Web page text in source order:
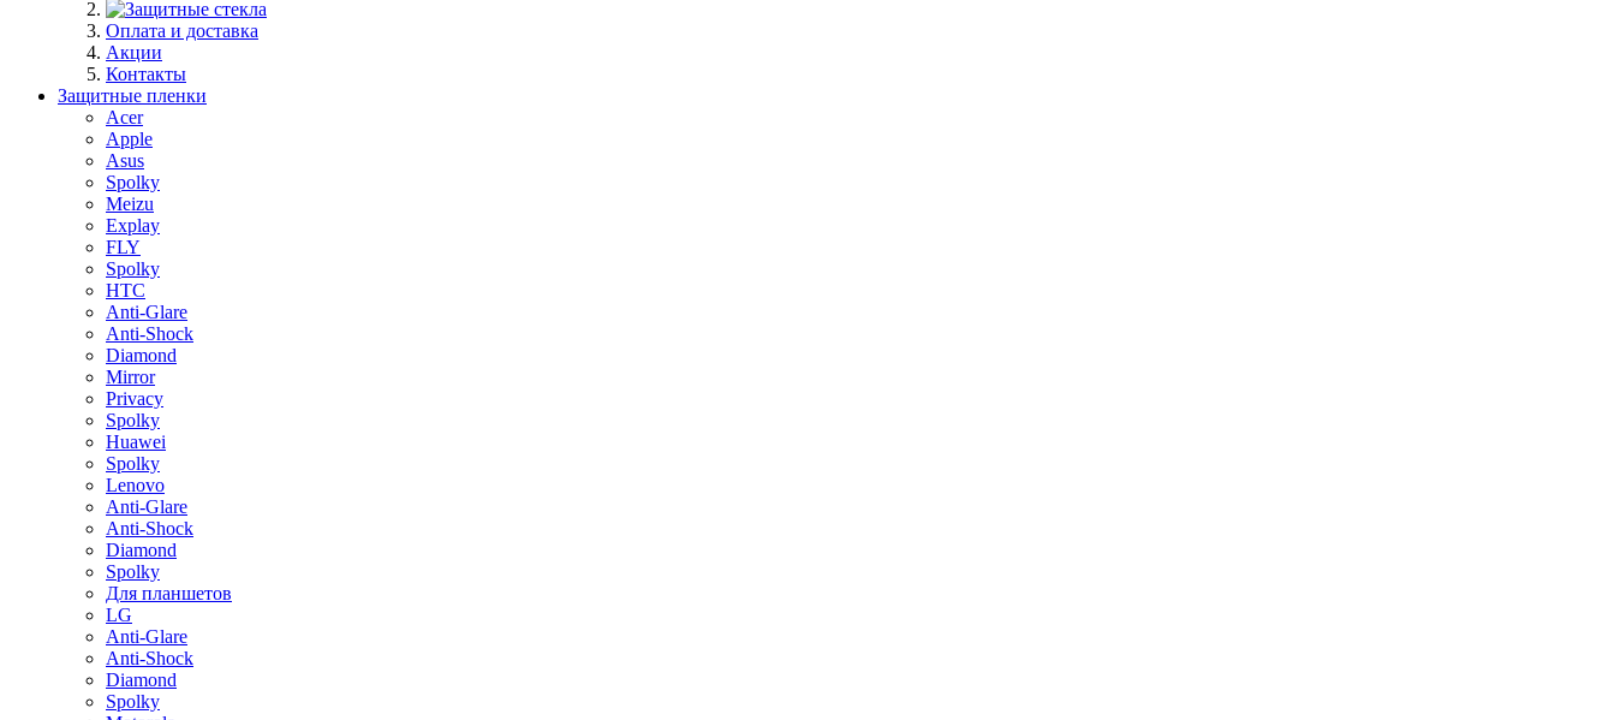
Оплата и доставка
Акции
Контакты
Защитные пленки
Acer
Apple
Asus
Spolky
Meizu
Explay
FLY
Spolky
HTC
Anti-Glare
Anti-Shock
Diamond
Mirror
Privacy
Spolky
Huawei
Spolky
Lenovo
Anti-Glare
Anti-Shock
Diamond
Spolky
Для планшетов
LG
Anti-Glare
Anti-Shock
Diamond
Spolky